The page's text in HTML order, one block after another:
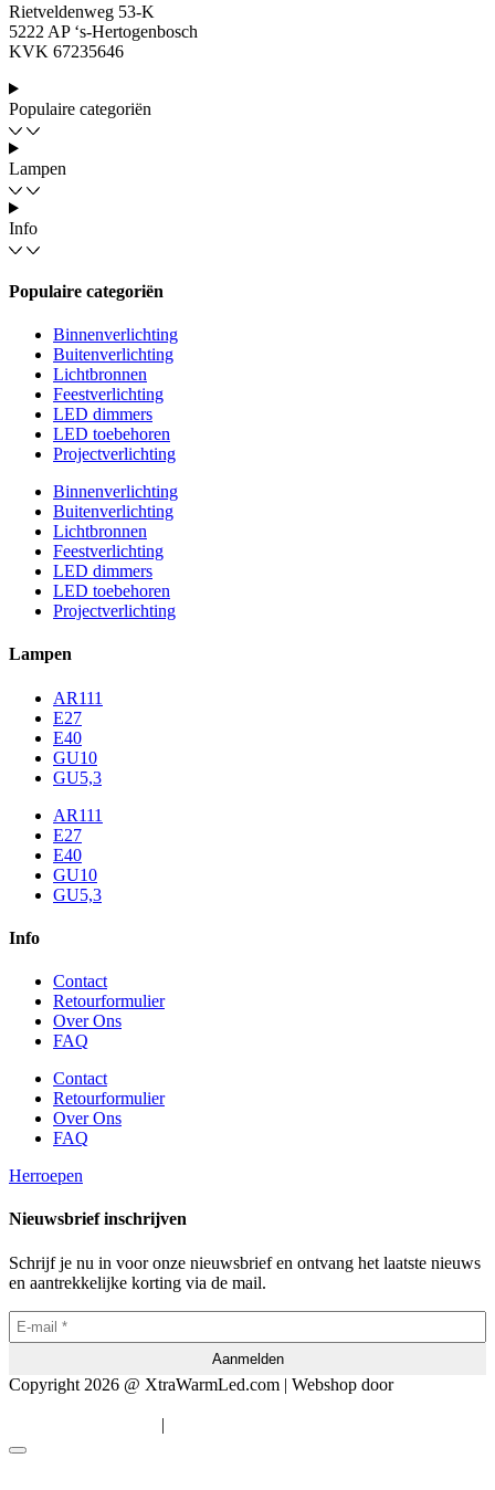
Rietveldenweg 53-K
5222 AP ‘s-Hertogenbosch
KVK 67235646
Populaire categoriën
Lampen
Info
Populaire categoriën
Binnenverlichting
Buitenverlichting
Lichtbronnen
Feestverlichting
LED dimmers
LED toebehoren
Projectverlichting
Binnenverlichting
Buitenverlichting
Lichtbronnen
Feestverlichting
LED dimmers
LED toebehoren
Projectverlichting
Lampen
AR111
E27
E40
GU10
GU5,3
AR111
E27
E40
GU10
GU5,3
Info
Contact
Retourformulier
Over Ons
FAQ
Contact
Retourformulier
Over Ons
FAQ
Herroepen
Nieuwsbrief inschrijven
Schrijf je nu in voor onze nieuwsbrief en ontvang het laatste nieuws
en aantrekkelijke korting via de mail.
Copyright 2026 @ XtraWarmLed.com | Webshop door
|